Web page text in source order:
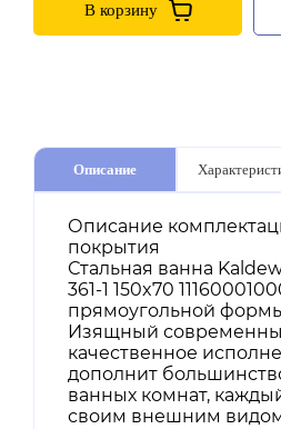
В корзину
Описание
Описание
покрытия
Стальная ванна
361-1 150x70
прямоугольной
Изящный
качественное
дополнит
ванных комнат,
своим внешним